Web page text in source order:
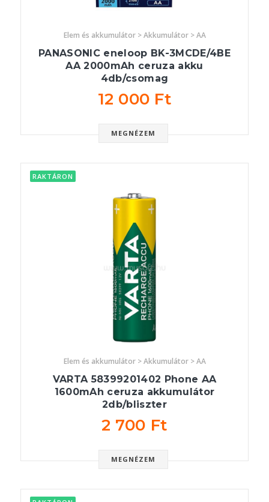
Elem és akkumulátor > Akkumulátor > AA
PANASONIC eneloop BK-3MCDE/4BE
AA 2000mAh ceruza akku
4db/csomag
12 000 Ft
MEGNÉZEM
RAKTÁRON
Elem és akkumulátor > Akkumulátor > AA
VARTA 58399201402 Phone AA
1600mAh ceruza akkumulátor
2db/bliszter
2 700 Ft
MEGNÉZEM